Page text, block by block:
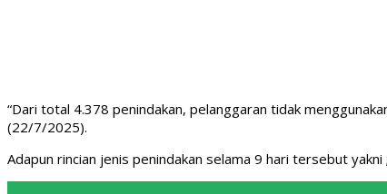
“Dari total 4.378 penindakan, pelanggaran tidak
(22/7/2025).
Adapun rincian jenis penindakan selama 9 hari tersebut